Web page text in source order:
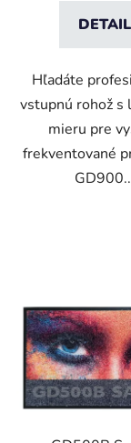
DETAIL
Hľadáte
vstupnú rohož s
mieru pre
frekventované